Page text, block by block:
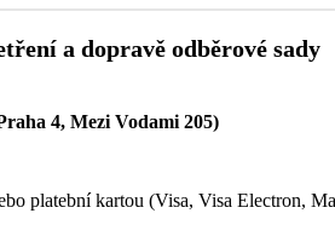
a dopravě odběrové sady
4, Mezi Vodami 205)
platební kartou (Visa, Visa Electron,